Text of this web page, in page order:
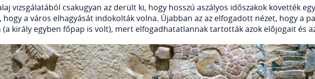
vizsgálatából csakugyan az derült ki, hogy hosszú aszályos időszakok követték
hogy a város elhagyását indokolták volna. Újabban az az elfogadott nézet, hogy a
(a király egyben főpap is volt), mert elfogadhatatlannak tartották azok előjogait és